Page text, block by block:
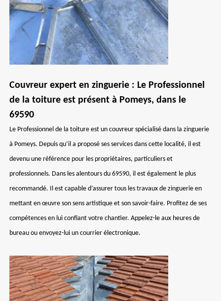
Couvreur expert en zinguerie : Le Professionnel
de la toiture est présent à Pomeys, dans le
69590
Le Professionnel de la toiture est un couvreur spécialisé dans la zinguerie
à Pomeys. Depuis qu’il a proposé ses services dans cette localité, il est
devenu une référence pour les propriétaires, particuliers et
professionnels. Dans les alentours du 69590, il est également le plus
recommandé. Il est capable d’assurer tous les travaux de zinguerie en
mettant en œuvre son sens artistique et son savoir-faire. Profitez de ses
compétences en lui confiant votre chantier. Appelez-le aux heures de
bureau ou envoyez-lui un courrier électronique.